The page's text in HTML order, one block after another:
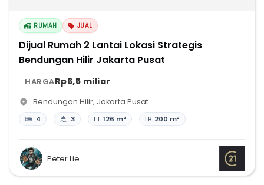
RUMAH JUAL
Dijual Rumah 2 Lantai Lokasi Strategis
Bendungan Hilir Jakarta Pusat
HARGARp6,5 miliar
Bendungan Hilir, Jakarta Pusat
4 3 LT:126 m² LB: 200 m²
Peter Lie